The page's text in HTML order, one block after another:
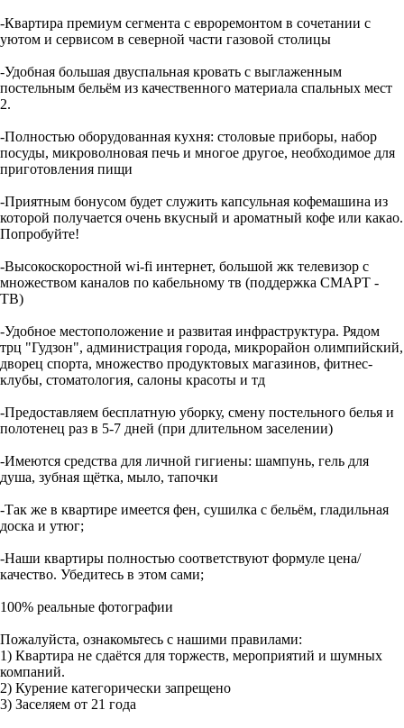
-Квартира премиум сегмента с евроремонтом в сочетании с
уютом и сервисом в северной части газовой столицы
-Удобная большая двуспальная кровать с выглаженным
постельным бельём из качественного материала спальных мест
2.
-Полностью оборудованная кухня: столовые приборы, набор
посуды, микроволновая печь и многое другое, необходимое для
приготовления пищи
-Приятным бонусом будет служить капсульная кофемашина из
которой получается очень вкусный и ароматный кофе или какао.
Попробуйте!
-Высокоскоростной wi-fi интернет, большой жк телевизор с
множеством каналов по кабельному тв (поддержка СМАРТ -
ТВ)
-Удобное местоположение и развитая инфраструктура. Рядом
трц "Гудзон", администрация города, микрорайон олимпийский,
дворец спорта, множество продуктовых магазинов, фитнес-
клубы, стоматология, салоны красоты и тд
-Предоставляем бесплатную уборку, смену постельного белья и
полотенец раз в 5-7 дней (при длительном заселении)
-Имеются средства для личной гигиены: шампунь, гель для
душа, зубная щётка, мыло, тапочки
-Так же в квартире имеется фен, сушилка с бельём, гладильная
доска и утюг;
-Наши квартиры полностью соответствуют формуле цена/
качество. Убедитесь в этом сами;
100% peальные фотoгpафии
Пожалуйста, ознакомьтесь с нашими правилами:
1) Квартира не сдаётся для торжеств, мероприятий и шумных
компаний.
2) Курение категорически запрещено
3) Заселяем от 21 года